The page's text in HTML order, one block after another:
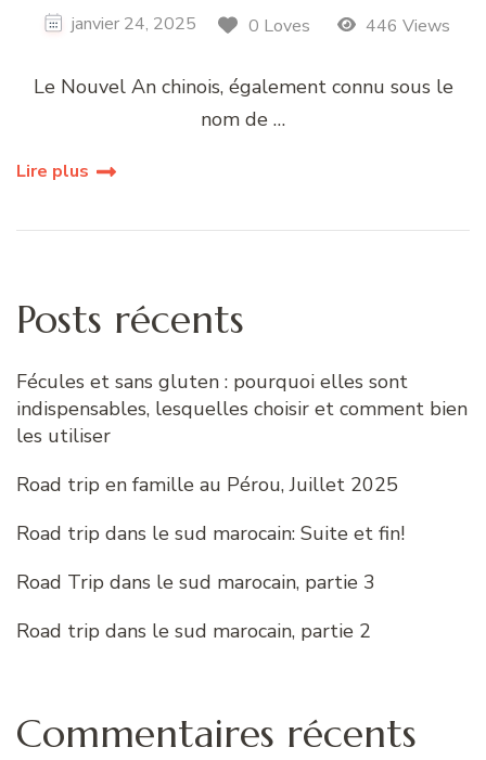
janvier 24, 2025 0 Loves 446 Views
Le Nouvel An chinois, également connu sous le
nom de …
Lire plus
Posts récents
Fécules et sans gluten : pourquoi elles sont
indispensables, lesquelles choisir et comment bien
les utiliser
Road trip en famille au Pérou, Juillet 2025
Road trip dans le sud marocain: Suite et fin!
Road Trip dans le sud marocain, partie 3
Road trip dans le sud marocain, partie 2
Commentaires récents